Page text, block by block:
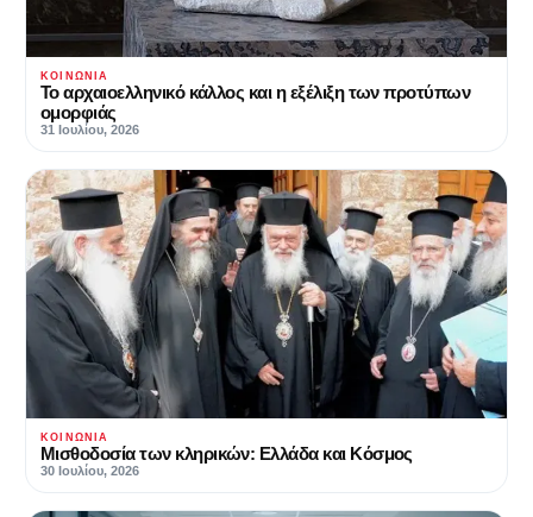
ΚΟΙΝΩΝΊΑ
Το αρχαιοελληνικό κάλλος και η εξέλιξη των προτύπων
ομορφιάς
31 Ιουλίου, 2026
ΚΟΙΝΩΝΊΑ
Μισθοδοσία των κληρικών: Ελλάδα και Κόσμος
30 Ιουλίου, 2026